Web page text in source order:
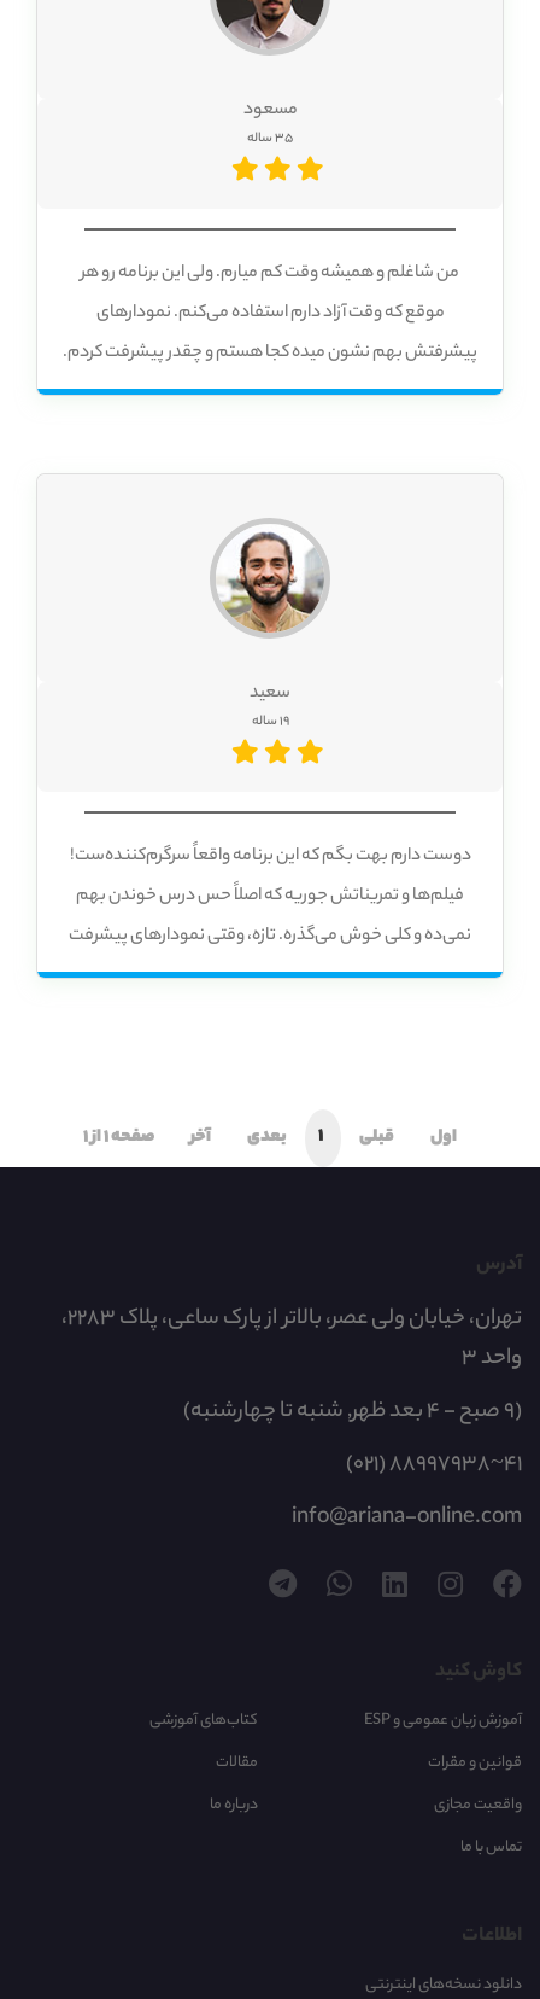
مسعود
من شاغلم و همیشه وقت کم میارم. ولی این برنامه رو هر
موقع که وقت آزاد دارم استفاده می‌کنم. نمودارهای
پیشرفتش بهم نشون میده کجا هستم و چقدر پیشرفت کردم.
تازه، آزمون تعیین سطح رایگانش هم خیلی کمکم کرد تا
سعید
دوست دارم بهت بگم که این برنامه واقعاً سرگرم‌کننده‌ست!
فیلم‌ها و تمریناتش جوریه که اصلاً حس درس خوندن بهم
نمی‌ده و کلی خوش می‌گذره. تازه، وقتی نمودارهای پیشرفت
رو می‌بینم، کلی انگیزه می‌گیرم.
اول قبلی بعدی آخر صفحه 1 از 1
آدرس
تهران، خیابان ولی عصر، بالاتر از پارک ساعی، پلاک 2283،
واحد 3
(021) 88997938~41
info@ariana-online.com
کاوش کنید
آموزش زبان عمومی و ESP
کتاب‌های آموزشی
قوانین و مقرات
مقالات
واقعیت مجازی
درباره ما
تماس با ما
اطلاعات
دانلود نسخه‌های اینترنتی